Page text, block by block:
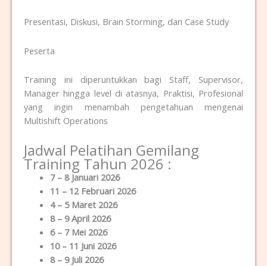
Presentasi, Diskusi, Brain Storming, dan Case Study
Peserta
Training ini diperuntukkan bagi Staff, Supervisor,
Manager hingga level di atasnya, Praktisi, Profesional
yang ingin menambah pengetahuan mengenai
Multishift Operations
Jadwal Pelatihan Gemilang
Training Tahun 2026 :
7 – 8 Januari 2026
11 – 12 Februari 2026
4 – 5 Maret 2026
8 – 9 April 2026
6 – 7 Mei 2026
10 – 11 Juni 2026
8 – 9 Juli 2026